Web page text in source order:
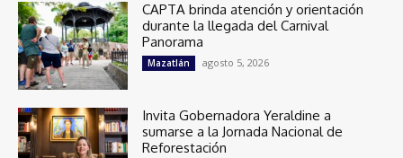
CAPTA brinda atención y orientación
durante la llegada del Carnival
Panorama
Mazatlán agosto 5, 2026
Invita Gobernadora Yeraldine a
sumarse a la Jornada Nacional de
Reforestación